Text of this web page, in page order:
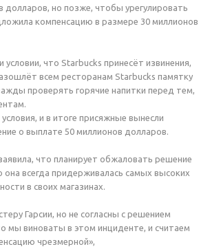
долларов, но позже, чтобы урегулировать
компенсацию в размере 30 миллионов
условии, что Starbucks принесёт извинения,
всем ресторанам Starbucks памятку
проверять горячие напитки перед тем,
и в итоге присяжные вынесли
о выплате 50 миллионов долларов.
что планирует обжаловать решение
она всегда придерживалась самых высоких
в своих магазинах.
Гарсии, но не согласны с решением
мы виноваты в этом инциденте, и считаем
чрезмерной»,